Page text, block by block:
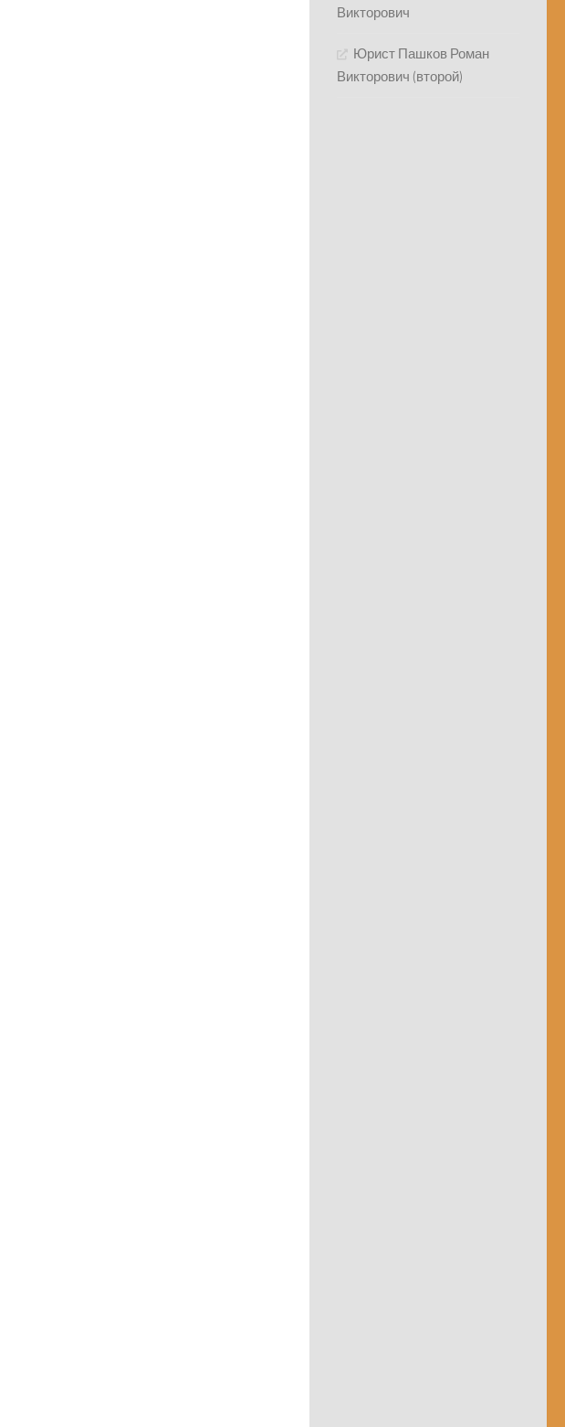
Викторович
Юрист Пашков Роман
Викторович (второй)